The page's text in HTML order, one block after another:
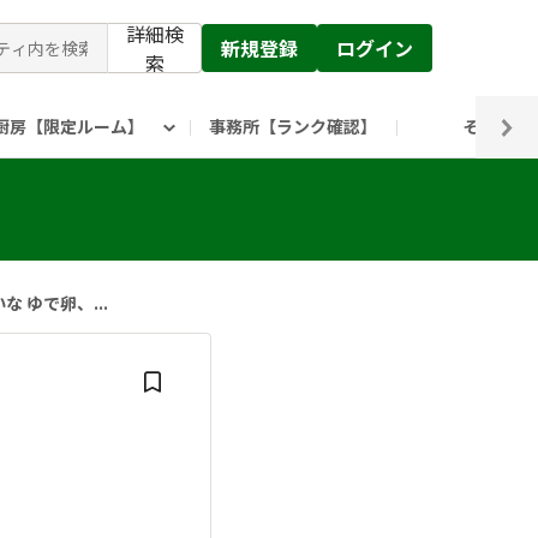
詳細検
索
新規登録 ログイン
房【限定ルーム】 事務所【ランク確認】 その他
クルスホールディングスHP
ゆで卵、...